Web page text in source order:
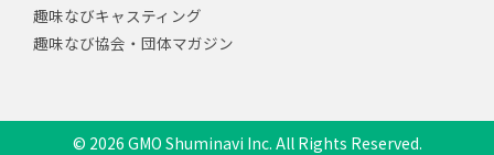
趣味なびキャスティング
趣味なび協会・団体マガジン
© 2026 GMO Shuminavi Inc. All Rights Reserved.